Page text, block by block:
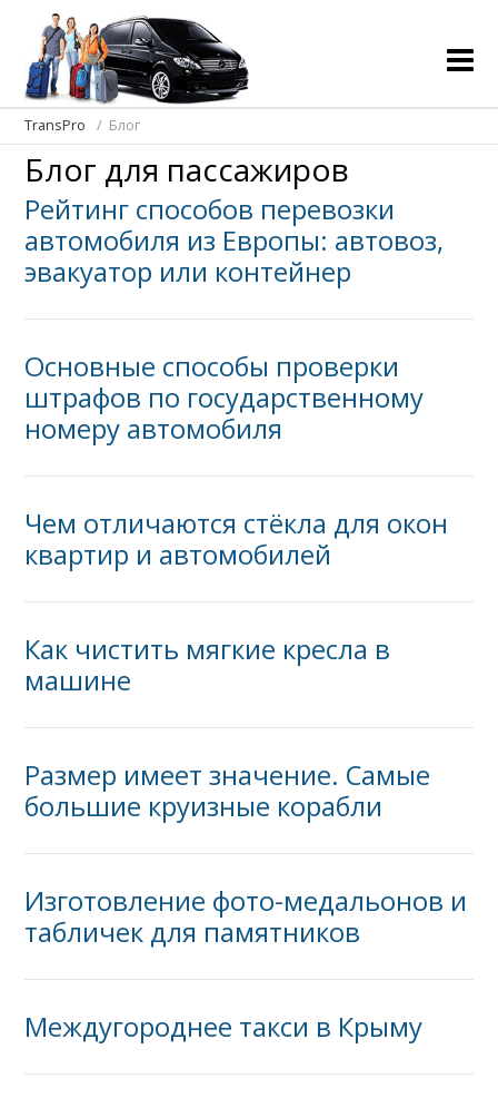
TransPro Блог
Блог для пассажиров
Рейтинг способов перевозки
автомобиля из Европы: автовоз,
эвакуатор или контейнер
Основные способы проверки
штрафов по государственному
номеру автомобиля
Чем отличаются стёкла для окон
квартир и автомобилей
Как чистить мягкие кресла в
машине
Размер имеет значение. Самые
большие круизные корабли
Изготовление фото-медальонов и
табличек для памятников
Междугороднее такси в Крыму